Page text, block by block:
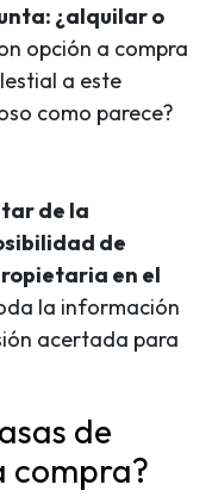
¿alquilar o
opción a compra
a este
como parece?
de la
de
en el
la información
acertada para
de
compra?